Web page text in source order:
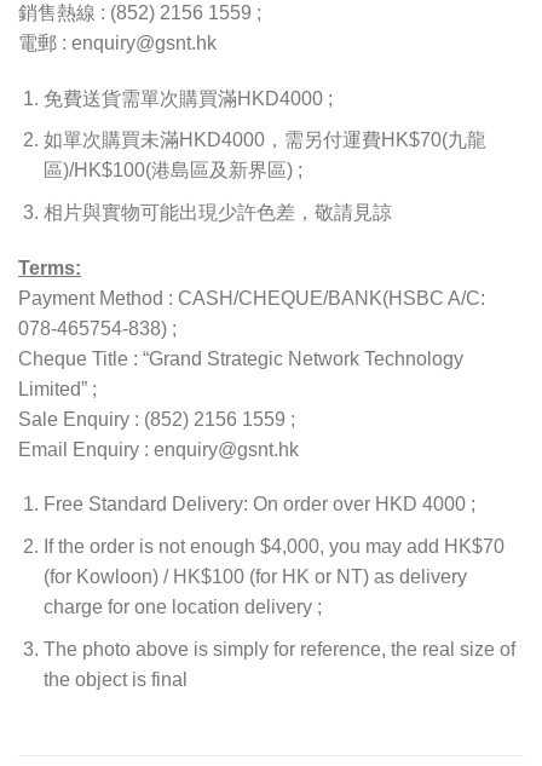
銷售熱線 : (852) 2156 1559 ;
電郵 : enquiry@gsnt.hk
免費送貨需單次購買滿HKD4000 ;
如單次購買未滿HKD4000，需另付運費HK$70(九龍
區)/HK$100(港島區及新界區) ;
相片與實物可能出現少許色差，敬請見諒
Terms:
Payment Method : CASH/CHEQUE/BANK(HSBC A/C:
078-465754-838) ;
Cheque Title : “Grand Strategic Network Technology
Limited” ;
Sale Enquiry : (852) 2156 1559 ;
Email Enquiry : enquiry@gsnt.hk
Free Standard Delivery: On order over HKD 4000 ;
If the order is not enough $4,000, you may add HK$70
(for Kowloon) / HK$100 (for HK or NT) as delivery
charge for one location delivery ;
The photo above is simply for reference, the real size of
the object is final